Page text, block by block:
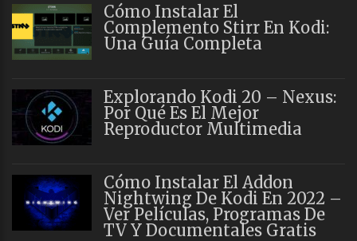
Cómo Instalar El
Complemento Stirr En Kodi:
Una Guía Completa
Explorando Kodi 20 – Nexus:
Por Qué Es El Mejor
Reproductor Multimedia
Cómo Instalar El Addon
Nightwing De Kodi En 2022 –
Ver Películas, Programas De
TV Y Documentales Gratis